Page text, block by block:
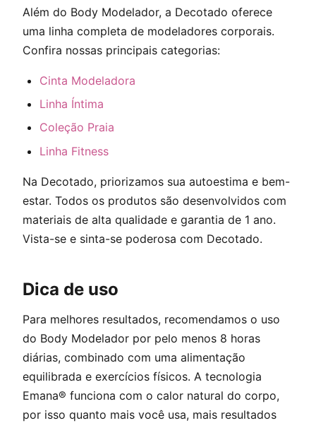
Além do Body Modelador, a Decotado oferece
uma linha completa de modeladores corporais.
Confira nossas principais categorias:
Cinta Modeladora
Linha Íntima
Coleção Praia
Linha Fitness
Na Decotado, priorizamos sua autoestima e bem-
estar. Todos os produtos são desenvolvidos com
materiais de alta qualidade e garantia de 1 ano.
Vista-se e sinta-se poderosa com Decotado.
Dica de uso
Para melhores resultados, recomendamos o uso
do Body Modelador por pelo menos 8 horas
diárias, combinado com uma alimentação
equilibrada e exercícios físicos. A tecnologia
Emana® funciona com o calor natural do corpo,
por isso quanto mais você usa, mais resultados